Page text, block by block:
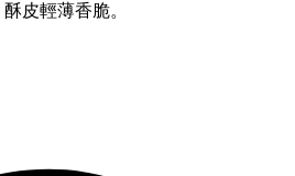
皮輕薄香脆。